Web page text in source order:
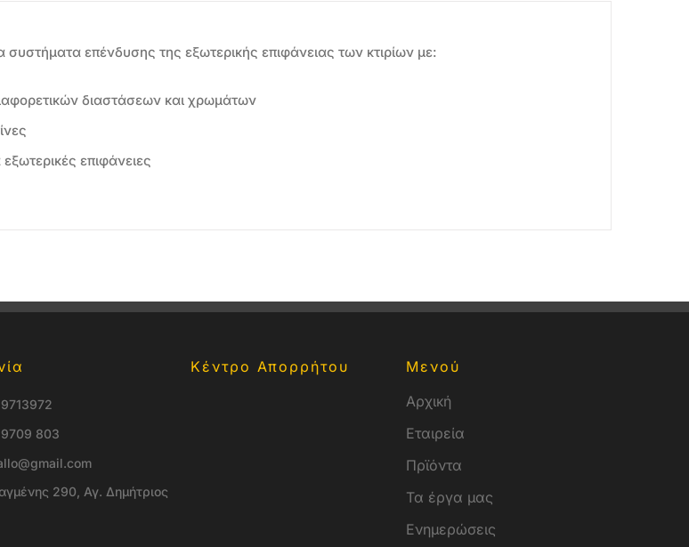
επένδυσης της εξωτερικής επιφάνειας των κτιρίων με:
διαστάσεων και χρωμάτων
επιφάνειες
803
290, Αγ. Δημήτριος
Κέντρο Απορρήτου
Μενού
Αρχική
Εταιρεία
Πρϊόντα
Τα έργα μας
Ενημερώσεις